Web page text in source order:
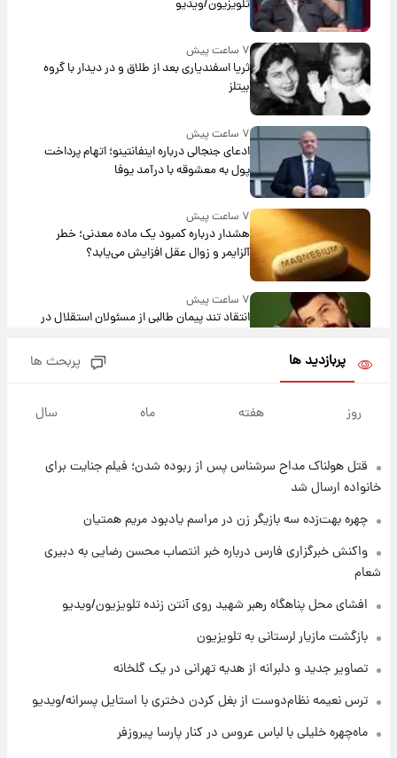
تلویزیون/ویدیو
۷ ساعت پیش
ثریا اسفندیاری بعد از طلاق و در دیدار با گروه
بیتلز
۷ ساعت پیش
ادعای جنجالی درباره اینفانتینو؛ اتهام پرداخت
پول به معشوقه با درآمد یوفا
۷ ساعت پیش
هشدار درباره کمبود یک ماده معدنی؛ خطر
آلزایمر و زوال عقل افزایش می‌یابد؟
۷ ساعت پیش
انتقاد تند پیمان طالبی از مسئولان استقلال در
مرداد ۱۴۰۵ +جدول
۸ ساعت پیش
۹ ساعت پیش
۹ ساعت پیش
قیمت محصولات ایران‌خودرو و سایپا امروز شنبه
۱۷ مرداد ۱۴۰۵
یک پیش ‌بینی مهم برای قیمت دلار، طلا و سکه
پربازدید ها پربحث ها
روز هفته ماه سال
قتل هولناک مداح سرشناس پس از ربوده شدن؛ فیلم جنایت برای
خانواده ارسال شد
چهره بهت‌زده سه بازیگر زن در مراسم یادبود مریم همتیان
واکنش خبرگزاری فارس درباره خبر انتصاب محسن رضایی به دبیری
شعام
افشای محل پناهگاه‌ رهبر شهید روی آنتن زنده تلویزیون/ویدیو
بازگشت مازیار لرستانی به تلویزیون
تصاویر جدید و دلبرانه از هدیه تهرانی در یک گلخانه
ترس نعیمه نظام‌دوست از بغل کردن دختری با استایل پسرانه/ویدیو
ماه‌چهره خلیلی با لباس عروس در کنار پارسا پیروزفر